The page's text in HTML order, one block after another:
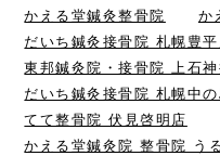
かえる堂鍼灸整骨院
か
だいち鍼灸接骨院 札幌豊平
東邦鍼灸院・接骨院 上石
だいち鍼灸接骨院 札幌中の
てて整骨院 伏見啓明店
かえる堂鍼灸院 整骨院 う